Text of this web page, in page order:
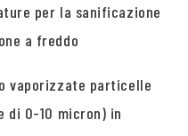
per la sanificazione
a freddo
vaporizzate particelle
di 0-10 micron) in